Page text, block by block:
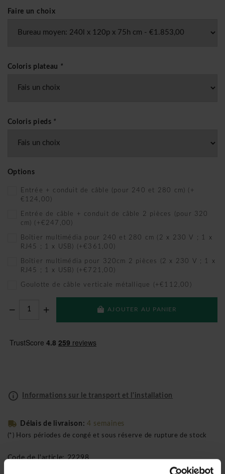
Faire un choix
Coloris plateau *
Coloris pieds *
Options
Entrée + conduit de câble (pour 240 et 280 cm) (+
€124,00)
Entrée de câble + conduit de câble 2 pièces (pour 320
cm) (+€247,00)
Boîtier multimédia pour 240 et 280 cm (2 x 230 V ; 1 x
RJ45 ; 1 x USB) (+€361,00)
Boîtier multimédia pour 320cm 2 pièces (2 x 230 V ; 1 x
RJ45 ; 1 x USB) (+€721,00)
Goulotte de câble verticale métallique (+€112,00)
AJOUTER AU PANIER
Informations sur le transport et l'installation
Délais de livraison: 4 semaines
(*) Hors périodes de congé et sous réserve de rupture de stock
Code de l'article: 22298